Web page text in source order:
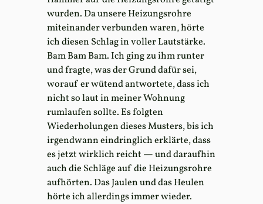
wurden. Da unsere Heizungsrohre
miteinander verbunden waren, hörte
ich diesen Schlag in voller Lautstärke.
Bam Bam Bam. Ich ging zu ihm runter
und fragte, was der Grund dafür sei,
worauf er wütend antwortete, dass ich
nicht so laut in meiner Wohnung
rumlaufen sollte. Es folgten
Wiederholungen dieses Musters, bis ich
irgendwann eindringlich erklärte, dass
es jetzt wirklich reicht — und daraufhin
auch die Schläge auf die Heizungsrohre
aufhörten. Das Jaulen und das Heulen
hörte ich allerdings immer wieder.